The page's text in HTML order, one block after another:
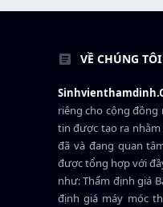
VỀ CHÚNG TÔI
riêng cho cộng đồng
tin được tạo ra
đã và đang quan
được tổng hợp với
như: Thẩm định giá
định giá máy móc